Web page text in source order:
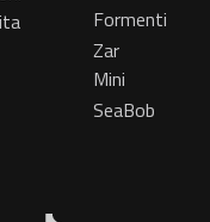
Formenti
Zar
Mini
SeaBob